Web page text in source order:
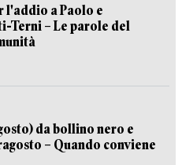
l'addio a Paolo e
Terni – Le parole del
da bollino nero e
– Quando conviene